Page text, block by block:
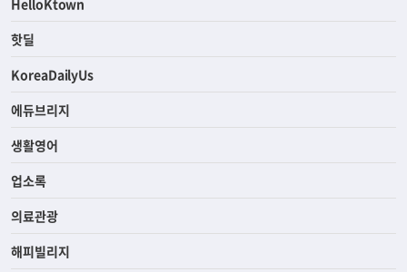
HelloKtown
핫딜
KoreaDailyUs
에듀브리지
생활영어
업소록
의료관광
해피빌리지